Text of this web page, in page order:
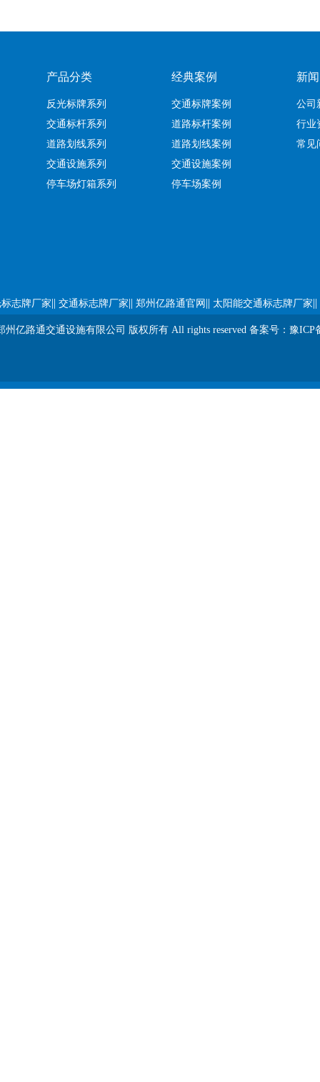
产品分类
反光标牌系列
交通标杆系列
道路划线系列
交通设施系列
停车场灯箱系列
经典案例
交通标牌案例
道路标杆案例
道路划线案例
交通设施案例
停车场案例
新
公司
行业
常见
志牌厂家|| 交通标志牌厂家|| 郑州亿路通官网 || 太阳能交通标志牌厂家||
州亿路通交通设施有限公司 版权所有 All rights reserved 备案号： 豫ICP